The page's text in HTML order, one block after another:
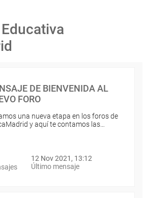
DE BIENVENIDA AL
FORO
una nueva etapa en los foros de
y aquí te contamos las…
12 Nov 2021, 13:12
Último mensaje